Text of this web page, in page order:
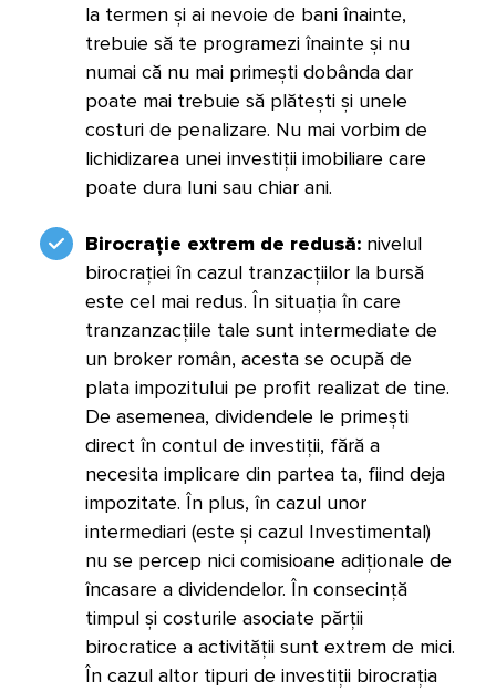
la termen și ai nevoie de bani înainte,
trebuie să te programezi înainte și nu
numai că nu mai primești dobânda dar
poate mai trebuie să plătești și unele
costuri de penalizare. Nu mai vorbim de
lichidizarea unei investiții imobiliare care
poate dura luni sau chiar ani.
Birocrație extrem de redusă: nivelul
birocrației în cazul tranzacțiilor la bursă
este cel mai redus. În situația în care
tranzanzacțiile tale sunt intermediate de
un broker român, acesta se ocupă de
plata impozitului pe profit realizat de tine.
De asemenea, dividendele le primești
direct în contul de investiții, fără a
necesita implicare din partea ta, fiind deja
impozitate. În plus, în cazul unor
intermediari (este și cazul Investimental)
nu se percep nici comisioane adiționale de
încasare a dividendelor. În consecință
timpul și costurile asociate părții
birocratice a activității sunt extrem de mici.
În cazul altor tipuri de investiții birocrația